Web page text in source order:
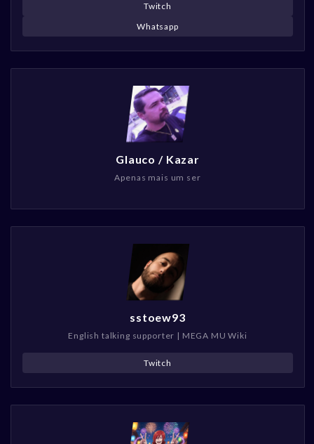
Twitch
Whatsapp
Glauco / Kazar
Apenas mais um ser
sstoew93
English talking supporter | MEGA MU Wiki
Twitch